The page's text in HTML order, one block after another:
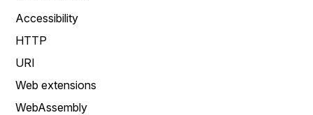
Accessibility
HTTP
URI
Web extensions
WebAssembly